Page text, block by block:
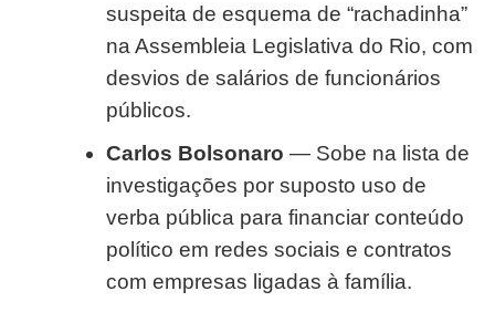
suspeita de esquema de “rachadinha”
na Assembleia Legislativa do Rio, com
desvios de salários de funcionários
públicos.
Carlos Bolsonaro — Sobe na lista de
investigações por suposto uso de
verba pública para financiar conteúdo
político em redes sociais e contratos
com empresas ligadas à família.